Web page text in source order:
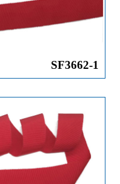
SF3662-1